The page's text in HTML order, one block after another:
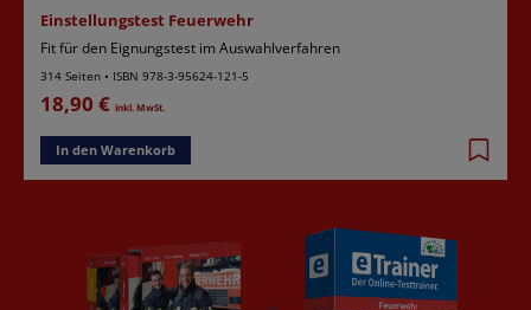
Einstellungstest Feuerwehr
Fit für den Eignungstest im Auswahlverfahren
314 Seiten • ISBN 978-3-95624-121-5
18,90 € inkl. MwSt.
In den Warenkorb